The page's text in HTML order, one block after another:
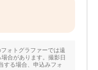
ォトグラファーでは遠
合があります。撮影日
する場合、申込みフォ